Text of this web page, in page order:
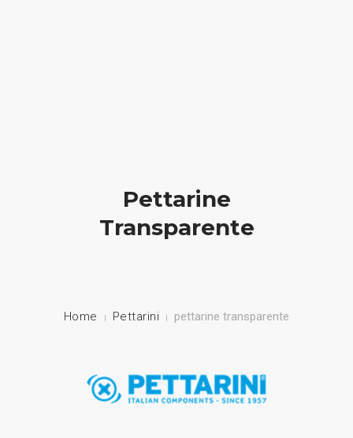
NUESTROS PRODUCTOSPettarine
Transparente
Home Pettarini pettarine transparente